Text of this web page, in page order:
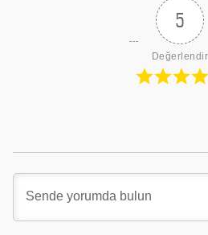
5
Değerlendir